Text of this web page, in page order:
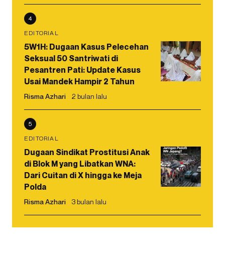
4
EDITORIAL
5W1H: Dugaan Kasus Pelecehan
Seksual 50 Santriwati di
Pesantren Pati: Update Kasus
Usai Mandek Hampir 2 Tahun
Risma Azhari 2 bulan lalu
5
EDITORIAL
Dugaan Sindikat Prostitusi Anak
di Blok M yang Libatkan WNA:
Dari Cuitan di X hingga ke Meja
Polda
Risma Azhari 3 bulan lalu